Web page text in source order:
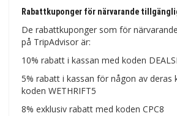
Rabattkuponger för närvarande
De rabattkuponger som för
på TripAdvisor är:
10% rabatt i kassan med koden
5% rabatt i kassan för någon av deras
koden WETHRIFT5
8% exklusiv rabatt med koden CPC8